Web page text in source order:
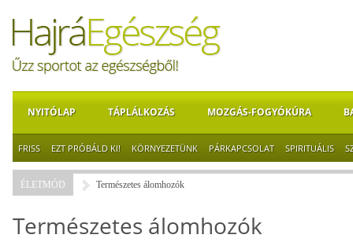
NYITÓLAP TÁPLÁLKOZÁS MOZGÁS-FOGYÓKÚRA
FRISS EZT PRÓBÁLD KI! KÖRNYEZETÜNK PÁRKAPCSOLAT SPIRITUÁLIS
ÉLETMÓD Természetes álomhozók
Természetes álomhozók